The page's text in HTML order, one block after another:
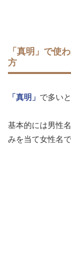
「真明」で使
方
「真明」 で多い
基本的には男性
みを当て女性名